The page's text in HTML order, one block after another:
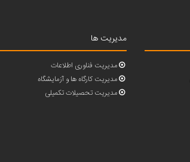
مدیریت ها
مدیریت فناوری اطلاعات
مدیریت کارگاه ها و آزمایشگاه
مدیریت تحصیلات تکمیلی